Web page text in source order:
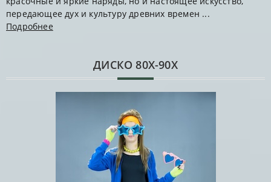
передающее дух и культуру древних времен ...
Подробнее
ДИСКО 80Х-90Х